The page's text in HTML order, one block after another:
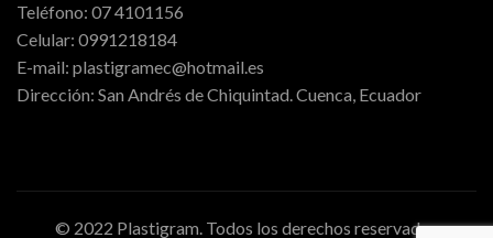
Teléfono: 07 4101156
Celular: 0991218184
E-mail: plastigramec@hotmail.es
Dirección: San Andrés de Chiquintad. Cuenca, Ecuador
© 2022 Plastigram. Todos los derechos reservados